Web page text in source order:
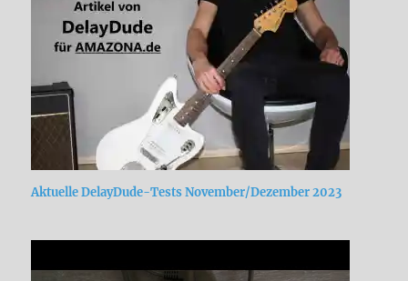
Aktuelle DelayDude-Tests November/Dezember 2023